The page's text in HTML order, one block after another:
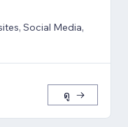
Social Media,
ดู